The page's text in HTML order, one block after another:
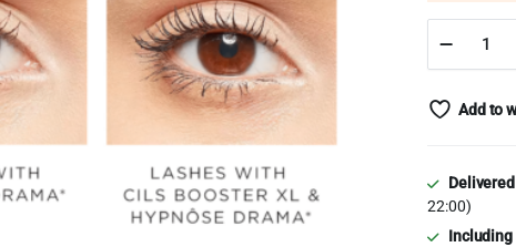
Drama
Instant
Add to
22:00)
Including